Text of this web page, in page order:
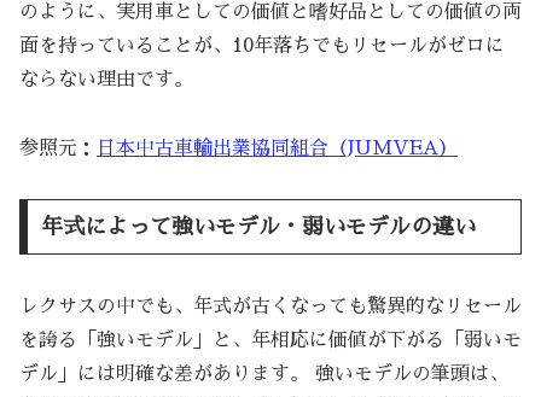
のように、実用車としての価値と嗜好品としての価値の両
面を持っていることが、10年落ちでもリセールがゼロに
ならない理由です。
参照元： 日本中古車輸出業協同組合（JUMVEA）
年式によって強いモデル・弱いモデルの違い
レクサスの中でも、年式が古くなっても驚異的なリセール
を誇る「強いモデル」と、年相応に価値が下がる「弱いモ
デル」には明確な差があります。 強いモデルの筆頭は、